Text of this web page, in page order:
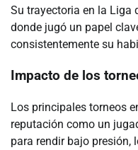
Su trayectoria en la Liga
donde jugó un papel
consistentemente su
Impacto de los
Los principales torneos
reputación como un
para rendir bajo